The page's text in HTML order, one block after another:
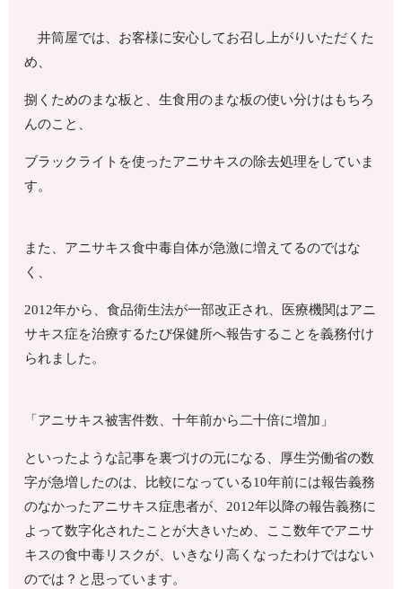
井筒屋では、お客様に安心してお召し上がりいただくた
め、
捌くためのまな板と、生食用のまな板の使い分けはもちろ
んのこと、
ブラックライトを使ったアニサキスの除去処理をしていま
す。
また、アニサキス食中毒自体が急激に増えてるのではな
く、
2012年から、食品衛生法が一部改正され、医療機関はアニ
サキス症を治療するたび保健所へ報告することを義務付け
られました。
「アニサキス被害件数、十年前から二十倍に増加」
といったような記事を裏づけの元になる、厚生労働省の数
字が急増したのは、比較になっている10年前には報告義務
のなかったアニサキス症患者が、2012年以降の報告義務に
よって数字化されたことが大きいため、ここ数年でアニサ
キスの食中毒リスクが、いきなり高くなったわけではない
のでは？と思っています。